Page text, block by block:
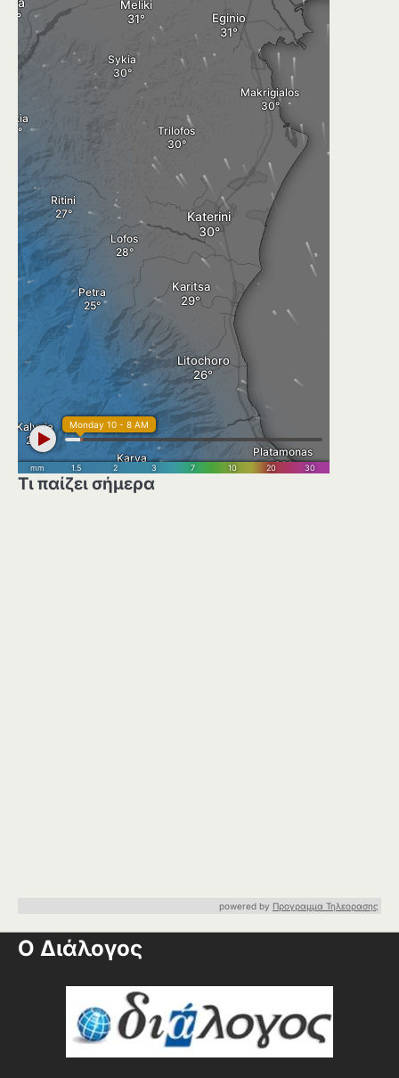
Τι παίζει σήμερα
powered by Προγραμμα Τηλεορασης
Ο Διάλογος